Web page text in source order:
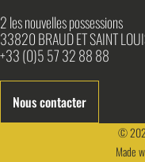
2 les nouvelles possessions
33820 BRAUD ET SAINT
+33 (0)5 57 32 88 88
Nous contacter
©
Made